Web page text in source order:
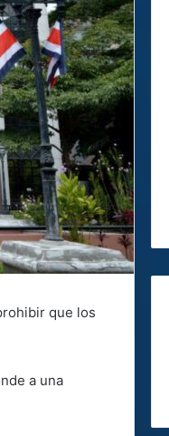
que los
a una